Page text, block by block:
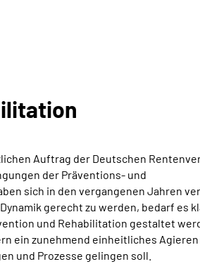
Auftrag der Deutschen
der Präventions- und
sich in den vergangenen Jahren
gerecht zu werden, bedarf es
und Rehabilitation gestaltet
ein zunehmend einheitliches
und Prozesse gelingen soll.